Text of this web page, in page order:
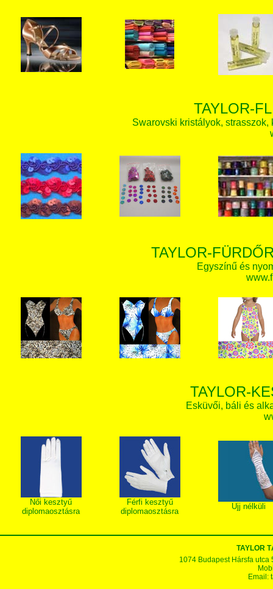
TAYLOR-
Swarovski kristályok,
TAYLOR-
Egyszínű és
TAYLOR-
Esküvői, báli és
Női kesztyű
diplomaosztásra
Férfi kesztyű
diplomaosztásra
Ujj nélküli
TAYLOR
1074 Budapest Hársfa utca
Email: